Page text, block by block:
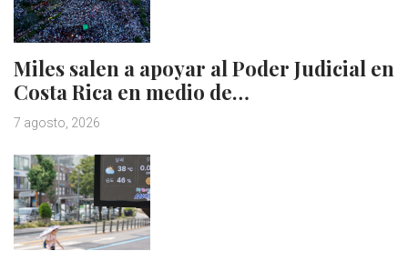
Miles salen a apoyar al Poder Judicial en
Costa Rica en medio de…
7 agosto, 2026